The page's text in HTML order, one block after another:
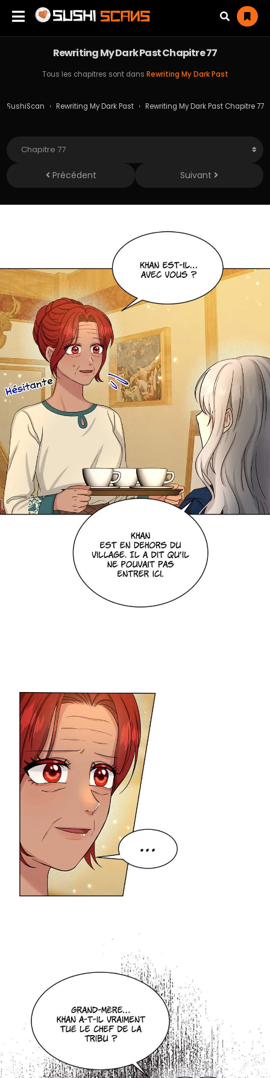
Rewriting My Dark Past Chapitre 77
Tous les chapitres sont dans Rewriting My Dark Past
SushiScan › Rewriting My Dark Past › Rewriting My Dark Past Chapitre 77
Précédent Suivant